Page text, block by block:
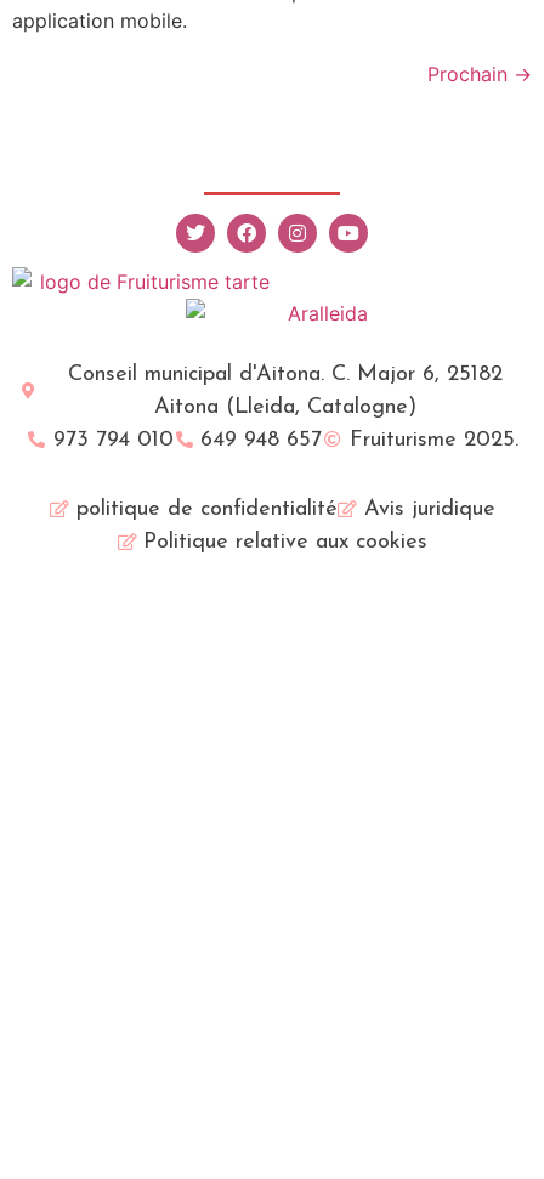
application mobile.
Prochain →
Conseil municipal d'Aitona. C. Major 6, 25182
Aitona (Lleida, Catalogne)
973 794 010
649 948 657 Fruiturisme 2025.
politique de confidentialité
Avis juridique
Politique relative aux cookies